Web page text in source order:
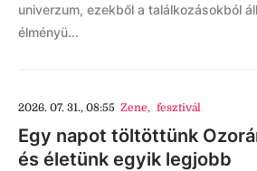
univerzum, ezekből a találkozásokból
élményü...
2026. 07. 31., 08:55 Zene, fesztivál
Egy napot töltöttünk
és életünk egyik legjobb